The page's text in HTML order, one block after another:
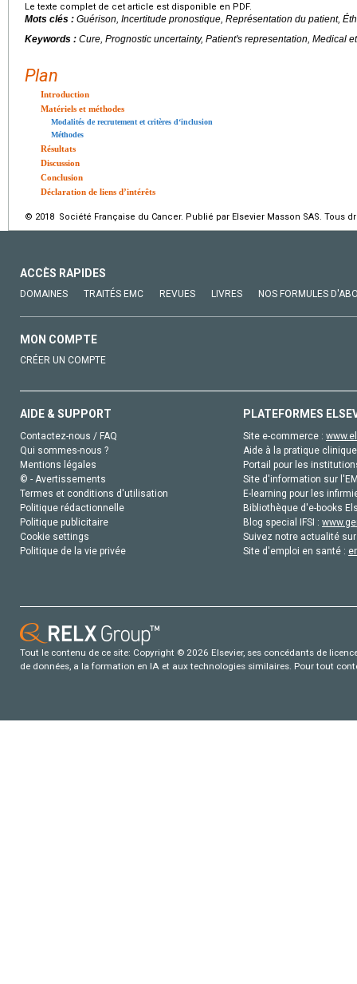
Le texte complet de cet article est disponible en PDF.
Mots clés : Guérison, Incertitude pronostique, Représentation du patient,
Keywords : Cure, Prognostic uncertainty, Patient's representation, Medical
Plan
Introduction
Matériels et méthodes
Modalités de recrutement et critères d‘inclusion
Méthodes
Résultats
Discussion
Conclusion
Déclaration de liens d’intérêts
© 2018 Société Française du Cancer. Publié par Elsevier Masson SAS. Tous
ACCÈS RAPIDES
DOMAINES TRAITÉS EMC REVUES LIVRES NOS FORMULES
MON COMPTE
CRÉER UN COMPTE
AIDE & SUPPORT
Contactez-nous / FAQ
Qui sommes-nous ?
Mentions légales
© - Avertissements
Termes et conditions d'utilisation
Politique rédactionnelle
Politique publicitaire
Cookie settings
Politique de la vie privée
PLATEFORMES
Site e-commerce :
Aide à la pratique
Portail pour les
Site d'information sur
E-learning pour les
Bibliothèque d'e-books
Blog special IFSI :
Suivez notre actualité
Site d'emploi en santé :
Tout le contenu de ce site: Copyright © 2026 Elsevier, ses concédants de
de données, a la formation en IA et aux technologies similaires. Pour tout